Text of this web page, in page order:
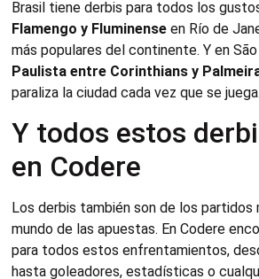
Brasil tiene derbis para todos los
Flamengo y Fluminense en Río de
más populares del continente. Y en
Paulista entre Corinthians y
paraliza la ciudad cada vez que se juega.
Y todos estos
en Codere
Los derbis también son de los partidos
mundo de las apuestas. En Codere
para todos estos enfrentamientos,
hasta goleadores, estadísticas o